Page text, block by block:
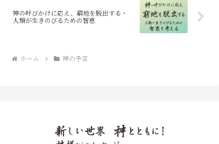
神の呼びかけに応え、窮地を脱出する・
人類が生きのびるための智恵
ホーム 神の予言